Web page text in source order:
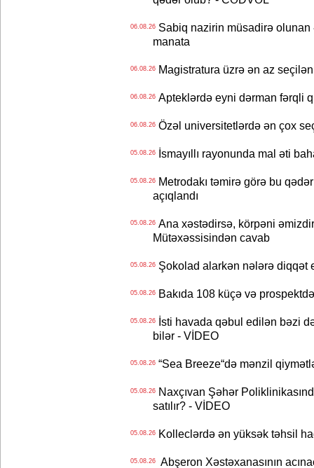
06.08.26Sabiq nazirin müsadirə olunan
manata
06.08.26Magistratura üzrə ən az
06.08.26Apteklərdə eyni dərman fərqli
06.08.26Özəl universitetlərdə ən çox
05.08.26İsmayıllı rayonunda mal əti
05.08.26Metrodakı təmirə görə bu
açıqlandı
05.08.26Ana xəstədirsə, körpəni
Mütəxəssisindən cavab
05.08.26Şokolad alarkən nələrə diqqət
05.08.26Bakıda 108 küçə və
05.08.26İsti havada qəbul edilən bəzi
bilər - VİDEO
05.08.26“Sea Breeze“də mənzil
05.08.26Naxçıvan Şəhər
satılır? - VİDEO
05.08.26Kolleclərdə ən yüksək təhsil
05.08.26Abşeron Xəstəxanasının